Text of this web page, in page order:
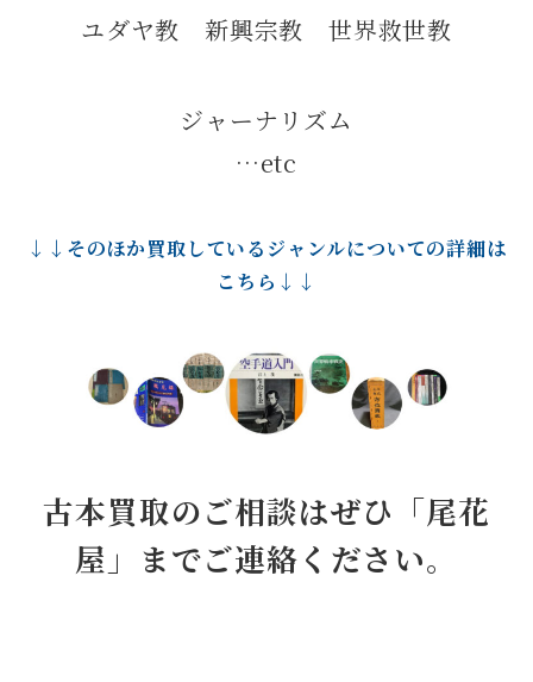
ユダヤ教 新興宗教 世界救世教
ジャーナリズム
…etc
↓↓そのほか買取しているジャンルについての詳細は
こちら↓↓
古本買取のご相談はぜひ「尾花
屋」までご連絡ください。